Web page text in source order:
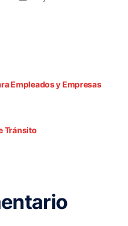
Tránsito
Empleados y Empresas